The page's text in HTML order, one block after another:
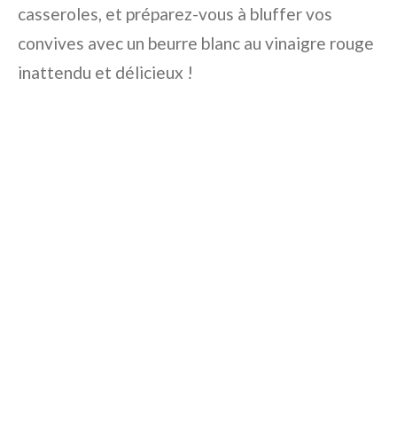
casseroles, et préparez-vous à bluffer vos
convives avec un beurre blanc au vinaigre rouge
inattendu et délicieux !